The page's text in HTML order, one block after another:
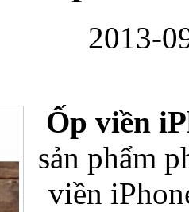
Ốp lưng Samsung
2013-
Ốp viền
sản phẩm
viền